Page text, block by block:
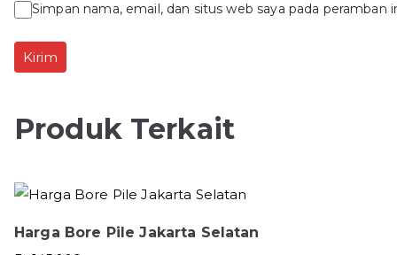
Simpan nama, email, dan situs web saya pada
Produk Terkait
Harga Bore Pile Jakarta Selatan